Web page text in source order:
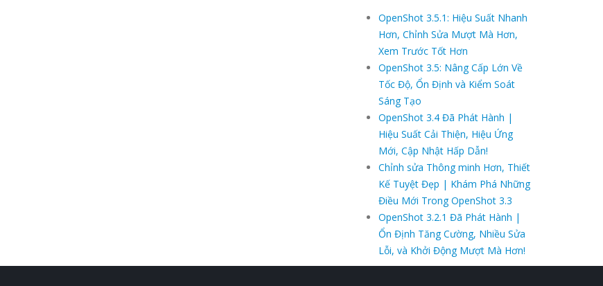
OpenShot 3.5.1: Hiệu Suất Nhanh
Hơn, Chỉnh Sửa Mượt Mà Hơn,
Xem Trước Tốt Hơn
OpenShot 3.5: Nâng Cấp Lớn Về
Tốc Độ, Ổn Định và Kiểm Soát
Sáng Tạo
OpenShot 3.4 Đã Phát Hành |
Hiệu Suất Cải Thiện, Hiệu Ứng
Mới, Cập Nhật Hấp Dẫn!
Chỉnh sửa Thông minh Hơn, Thiết
Kế Tuyệt Đẹp | Khám Phá Những
Điều Mới Trong OpenShot 3.3
OpenShot 3.2.1 Đã Phát Hành |
Ổn Định Tăng Cường, Nhiều Sửa
Lỗi, và Khởi Động Mượt Mà Hơn!